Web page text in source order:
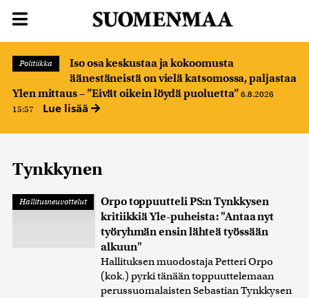
Politiikka
Iso osa keskustaa ja kokoomusta
äänestäneistä on vielä katsomossa, paljastaa
Ylen mittaus – ”Eivät oikein löydä puoluetta” 6.8.2026
15:57
Lue lisää
Tynkkynen
Hallitusneuvottelut
Orpo toppuutteli PS:n Tynkkysen
kritiikkiä Yle-puheista: "Antaa nyt
työryhmän ensin lähteä työssään
alkuun"
Hallituksen muodostaja Petteri Orpo
(kok.) pyrki tänään toppuuttelemaan
perussuomalaisten Sebastian Tynkkysen